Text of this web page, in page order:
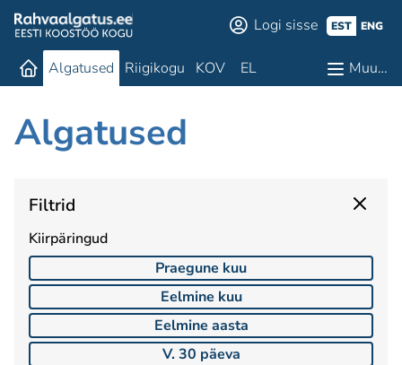
Logi sisse EST ENG
Algatused Riigikogu KOV EL Muu…
Algatused
Filtrid
Kiirpäringud
Praegune kuu
Eelmine kuu
Eelmine aasta
V. 30 päeva